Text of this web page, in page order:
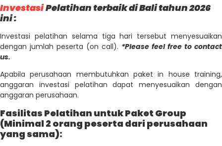
InvestasiPelatihan terbaik di Bali tahun 2026
ini :
Investasi pelatihan selama tiga hari tersebut menyesuaikan
dengan jumlah peserta (on call). *Please feel free to contact
us.
Apabila perusahaan membutuhkan paket in house training,
anggaran investasi pelatihan dapat menyesuaikan dengan
anggaran perusahaan.
Fasilitas Pelatihan untuk Paket Group
(Minimal 2 orang peserta dari perusahaan
yang sama):